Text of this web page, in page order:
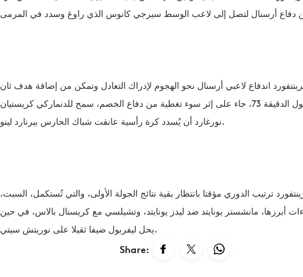
اندفاع لاعبي أرسنال نحو الهجوم لإدراك التعادل وتمكن من إضافة هدف ثان
مع حلول الدقيقة 73، جاء على إثر سوء تغطية من دفاع الخصم، سمح للدنماركي كريستيان
نورغارد أن يُسدد كرة رأسية عانقت شباك الحارس بيرنارد لينو.
ترتيب الدوري مؤقتا بانتظار بقية نتائج الجولة الأولى، والتي تُستكمل، السبت،
أبرزها، مانشستر يونايتد ضد ليدز يونايتد، وتشيلسي مع كريستال بالاس، في حين
يحل ليفربول ضيفا ثقيلا على نوريتش سيتي.
Share: